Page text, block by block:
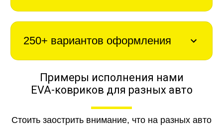
250+ вариантов оформления
Примеры исполнения нами
EVA-ковриков для разных авто
Стоить заострить внимание, что на разных авто